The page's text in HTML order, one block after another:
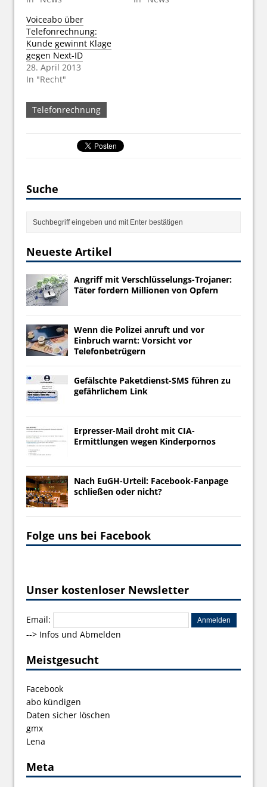
Voiceabo über
Telefonrechnung:
Kunde gewinnt Klage
gegen Next-ID
28. April 2013
In "Recht"
Telefonrechnung
Suche
Neueste Artikel
Angriff mit Verschlüsselungs-Trojaner:
Täter fordern Millionen von Opfern
Wenn die Polizei anruft und vor
Einbruch warnt: Vorsicht vor
Telefonbetrügern
Gefälschte Paketdienst-SMS führen zu
gefährlichem Link
Erpresser-Mail droht mit CIA-
Ermittlungen wegen Kinderpornos
Nach EuGH-Urteil: Facebook-Fanpage
schließen oder nicht?
Folge uns bei Facebook
Unser kostenloser Newsletter
Email:
--> Infos und Abmelden
Meistgesucht
Facebook
abo kündigen
Daten sicher löschen
gmx
Lena
Meta